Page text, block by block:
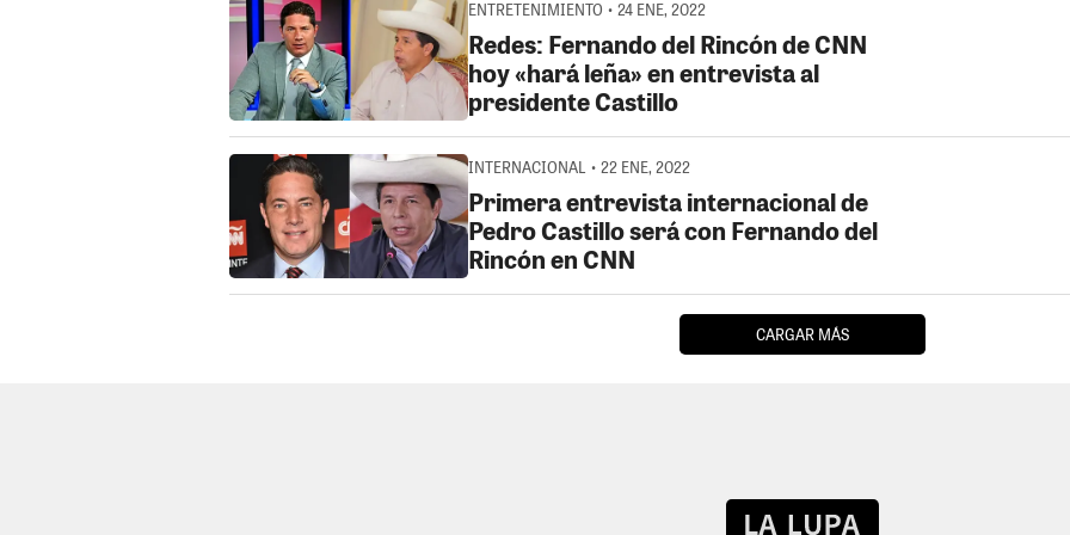
ENTRETENIMIENTO • 24 ENE, 2022
Redes: Fernando del Rincón de CNN
hoy «hará leña» en entrevista al
presidente Castillo
INTERNACIONAL • 22 ENE, 2022
Primera entrevista internacional de
Pedro Castillo será con Fernando del
Rincón en CNN
CARGAR MÁS